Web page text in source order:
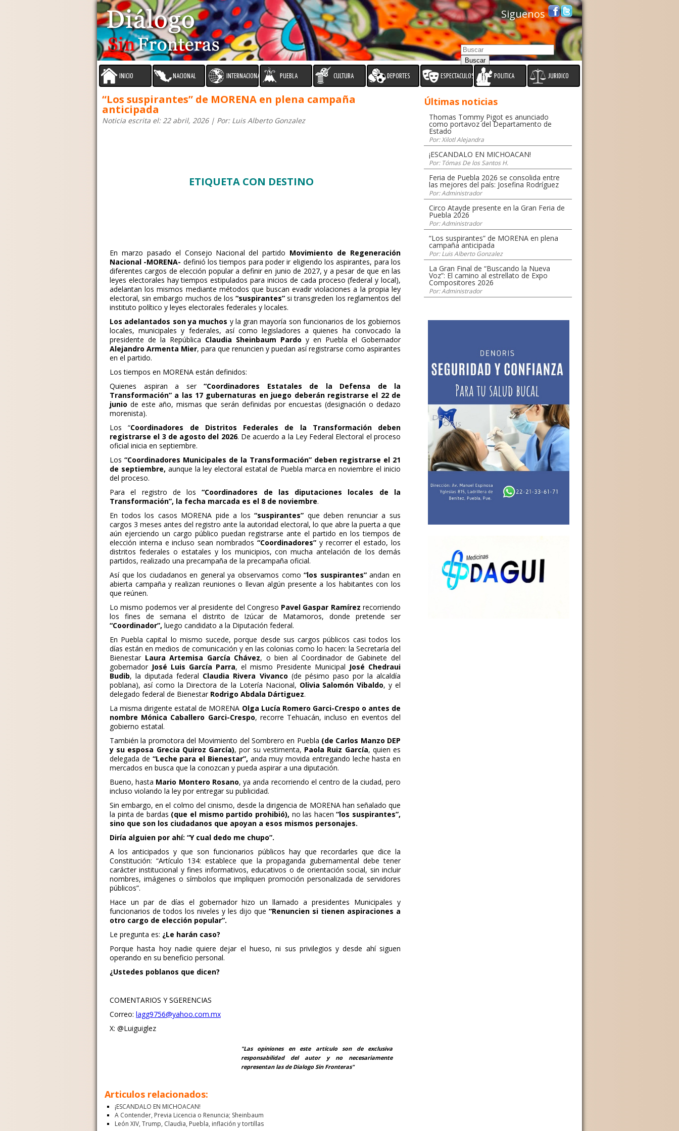
Siguenos
INICIO NACIONAL INTERNACIONAL PUEBLA CULTURA DEPORTES ESPECTACULOS POLITICA JURIDICO
“Los suspirantes” de MORENA en plena campaña
anticipada
Noticia escrita el: 22 abril, 2026 | Por: Luis Alberto Gonzalez
ETIQUETA CON DESTINO
En marzo pasado el Consejo Nacional del partido Movimiento de Regeneración
Nacional -MORENA- definió los tiempos para poder ir eligiendo los aspirantes, para los
diferentes cargos de elección popular a definir en junio de 2027, y a pesar de que en las
leyes electorales hay tiempos estipulados para inicios de cada proceso (federal y local),
adelantan los mismos mediante métodos que buscan evadir violaciones a la propia ley
electoral, sin embargo muchos de los“suspirantes” si transgreden los reglamentos del
instituto político y leyes electorales federales y locales.
Los adelantados son ya muchos y la gran mayoría son funcionarios de los gobiernos
locales, municipales y federales, así como legisladores a quienes ha convocado la
presidente de la República Claudia Sheinbaum Pardo y en Puebla el Gobernador
Alejandro Armenta Mier, para que renuncien y puedan así registrarse como aspirantes
en el partido.
Los tiempos en MORENA están definidos:
Quienes aspiran a ser “Coordinadores Estatales de la Defensa de la
Transformación” a las 17 gubernaturas en juego deberán registrarse el 22 de
junio de este año, mismas que serán definidas por encuestas (designación o dedazo
morenista).
Los “Coordinadores de Distritos Federales de la Transformación deben
registrarse el 3 de agosto del 2026. De acuerdo a la Ley Federal Electoral el proceso
oficial inicia en septiembre.
Los “Coordinadores Municipales de la Transformación” deben registrarse el 21
de septiembre, aunque la ley electoral estatal de Puebla marca en noviembre el inicio
del proceso.
Para el registro de los“Coordinadores de las diputaciones locales de la
Transformación”, la fecha marcada es el 8 de noviembre.
En todos los casos MORENA pide a los“suspirantes” que deben renunciar a sus
cargos 3 meses antes del registro ante la autoridad electoral, lo que abre la puerta a que
aún ejerciendo un cargo público puedan registrarse ante el partido en los tiempos de
elección interna e incluso sean nombrados “Coordinadores”y recorrer el estado, los
distritos federales o estatales y los municipios, con mucha antelación de los demás
partidos, realizado una precampaña de la precampaña oficial.
Así que los ciudadanos en general ya observamos como“los suspirantes”andan en
abierta campaña y realizan reuniones o llevan algún presente a los habitantes con los
que reúnen.
Lo mismo podemos ver al presidente del Congreso Pavel Gaspar Ramírez recorriendo
los fines de semana el distrito de Izúcar de Matamoros, donde pretende ser
“Coordinador”, luego candidato a la Diputación federal.
En Puebla capital lo mismo sucede, porque desde sus cargos públicos casi todos los
días están en medios de comunicación y en las colonias como lo hacen: la Secretaría del
Bienestar Laura Artemisa García Chávez, o bien al Coordinador de Gabinete del
gobernador José Luis García Parra, el mismo Presidente Municipal José Chedraui
Budib, la diputada federal Claudia Rivera Vivanco (de pésimo paso por la alcaldía
poblana), así como la Directora de la Lotería Nacional, Olivia Salomón Vibaldo, y el
delegado federal de Bienestar Rodrigo Abdala Dártiguez.
La misma dirigente estatal de MORENA Olga Lucía Romero Garci-Crespo o antes de
nombre Mónica Caballero Garci-Crespo, recorre Tehuacán, incluso en eventos del
gobierno estatal.
También la promotora del Movimiento del Sombrero en Puebla (de Carlos Manzo DEP
y su esposa Grecia Quiroz García), por su vestimenta, Paola Ruiz García, quien es
delegada de “Leche para el Bienestar”, anda muy movida entregando leche hasta en
mercados en busca que la conozcan y pueda aspirar a una diputación.
Bueno, hasta Mario Montero Rosano, ya anda recorriendo el centro de la ciudad, pero
incluso violando la ley por entregar su publicidad.
Sin embargo, en el colmo del cinismo, desde la dirigencia de MORENA han señalado que
la pinta de bardas (que el mismo partido prohibió), no las hacen“los suspirantes”,
sino que son los ciudadanos que apoyan a esos mismos personajes.
Diría alguien por ahí: “Y cual dedo me chupo”.
A los anticipados y que son funcionarios públicos hay que recordarles que dice la
Constitución: “Artículo 134: establece que la propaganda gubernamental debe tener
carácter institucional y fines informativos, educativos o de orientación social, sin incluir
nombres, imágenes o símbolos que impliquen promoción personalizada de servidores
públicos”.
Hace un par de días el gobernador hizo un llamado a presidentes Municipales y
funcionarios de todos los niveles y les dijo que “Renuncien si tienen aspiraciones a
otro cargo de elección popular”.
Le pregunta es: ¿Le harán caso?
Porque hasta hoy nadie quiere dejar el hueso, ni sus privilegios y desde ahí siguen
operando en su beneficio personal.
¿Ustedes poblanos que dicen?
COMENTARIOS Y SGERENCIAS
Correo: lagg9756@yahoo.com.mx
X: @Luiguiglez
"Las opiniones en este artículo son de exclusiva
responsabilidad del autor y no necesariamente
representan las de Dialogo Sin Fronteras"
Articulos relacionados:
¡ESCANDALO EN MICHOACAN!
A Contender, Previa Licencia o Renuncia; Sheinbaum
León XIV, Trump, Claudia, Puebla, inflación y tortillas
Últimas noticias
Thomas Tommy Pigot es anunciado
como portavoz del Departamento de
Estado
Por: Xilotl Alejandra
¡ESCANDALO EN MICHOACAN!
Por: Tómas De los Santos H.
Feria de Puebla 2026 se consolida entre
las mejores del país: Josefina Rodríguez
Por: Administrador
Circo Atayde presente en la Gran Feria de
Puebla 2026
Por: Administrador
“Los suspirantes” de MORENA en plena
campaña anticipada
Por: Luis Alberto Gonzalez
La Gran Final de “Buscando la Nueva
Voz”: El camino al estrellato de Expo
Compositores 2026
Por: Administrador